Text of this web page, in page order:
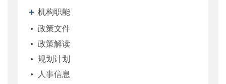
机构职能
政策文件
政策解读
规划计划
人事信息